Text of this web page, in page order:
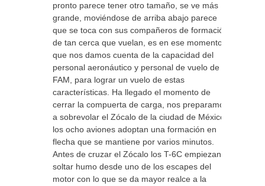
pronto parece tener otro tamaño, se ve más
grande, moviéndose de arriba abajo parece
que se toca con sus compañeros de formación
de tan cerca que vuelan, es en ese momento
que nos damos cuenta de la capacidad del
personal aeronáutico y personal de vuelo de la
FAM, para lograr un vuelo de estas
características. Ha llegado el momento de
cerrar la compuerta de carga, nos preparamos
a sobrevolar el Zócalo de la ciudad de México,
los ocho aviones adoptan una formación en
flecha que se mantiene por varios minutos.
Antes de cruzar el Zócalo los T-6C empiezan a
soltar humo desde uno de los escapes del
motor con lo que se da mayor realce a la